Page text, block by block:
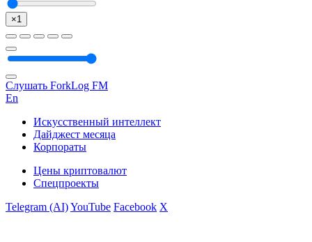
×1
Слушать ForkLog FM
En
Искусственный интеллект
Дайджест месяца
Корпораты
Цены криптовалют
Спецпроекты
Telegram (AI)YouTube Facebook X